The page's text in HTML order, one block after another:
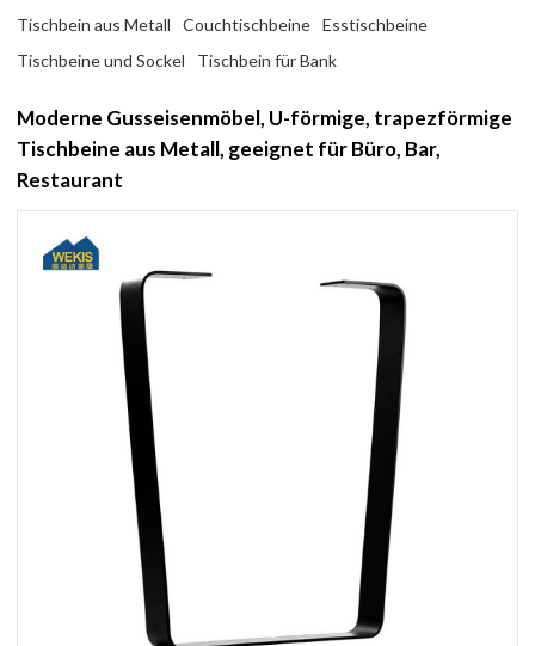
Tischbein aus Metall Couchtischbeine
Esstischbeine
Tischbeine und Sockel
Tischbein für Bank
Moderne Gusseisenmöbel, U-förmige, trapezförmige
Tischbeine aus Metall, geeignet für Büro, Bar,
Restaurant